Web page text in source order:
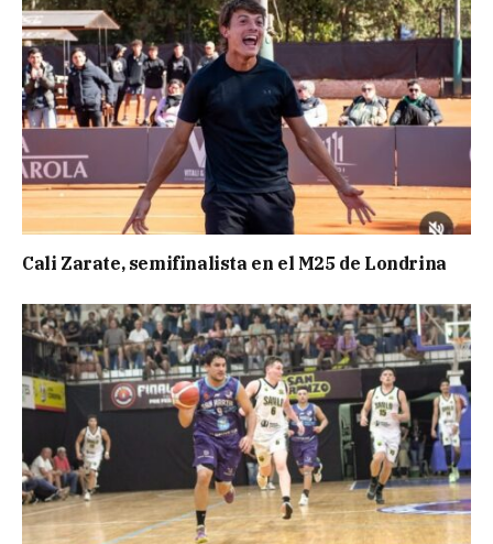
Cali Zarate, semifinalista en el M25 de Londrina